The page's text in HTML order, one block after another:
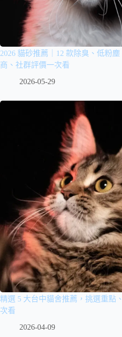
2026 貓砂推薦｜12 款除臭、低粉
商、社群評價一次看
2026-05-29
精選 5 大台中貓舍推薦，挑選重點
次看
2026-04-09